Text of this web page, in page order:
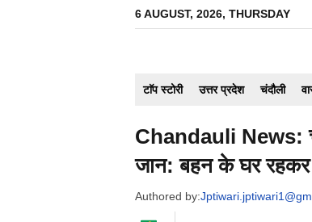
6 AUGUST, 2026, THURSDAY
टाॅप स्टोरी उत्तर प्रदेश चंदौली
Chandauli News:
जान: बहन के घर रहकर
Authored by: